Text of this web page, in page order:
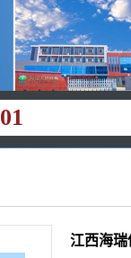
01
江西海瑞